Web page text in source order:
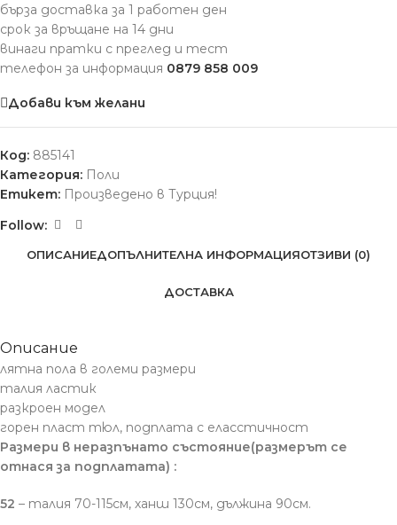
бърза доставка за 1 работен ден
срок за връщане на 14 дни
винаги пратки с преглед и тест
телефон за информация 0879 858 009
Добави към желани
Код: 885141
Категория: Поли
Етикет: Произведено в Турция!
Follow:
ОПИСАНИЕДОПЪЛНИТЕЛНА ИНФОРМАЦИЯОТЗИВИ (0)
ДОСТАВКА
Описание
лятна пола в големи размери
талия ластик
разкроен модел
горен пласт тюл, подплата с еласстичност
Размери в неразпънато състояние(размерът се
отнася за подплатата) :
52 – талия 70-115см, ханш 130см, дължина 90см.